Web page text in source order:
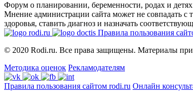
Форум о планировании, беременности, родах и
Мнение администрации сайта может не совпадать с
здоровья, ставить диагноз и назначать
Правила пользования
© 2020 Rodi.ru. Все права защищены. Материалы
Методика оценок Рекламодателям
Правила пользования сайтом rodi.ru Онлайн